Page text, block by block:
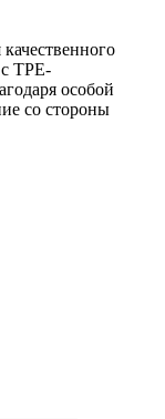
TPE-
особой
со стороны